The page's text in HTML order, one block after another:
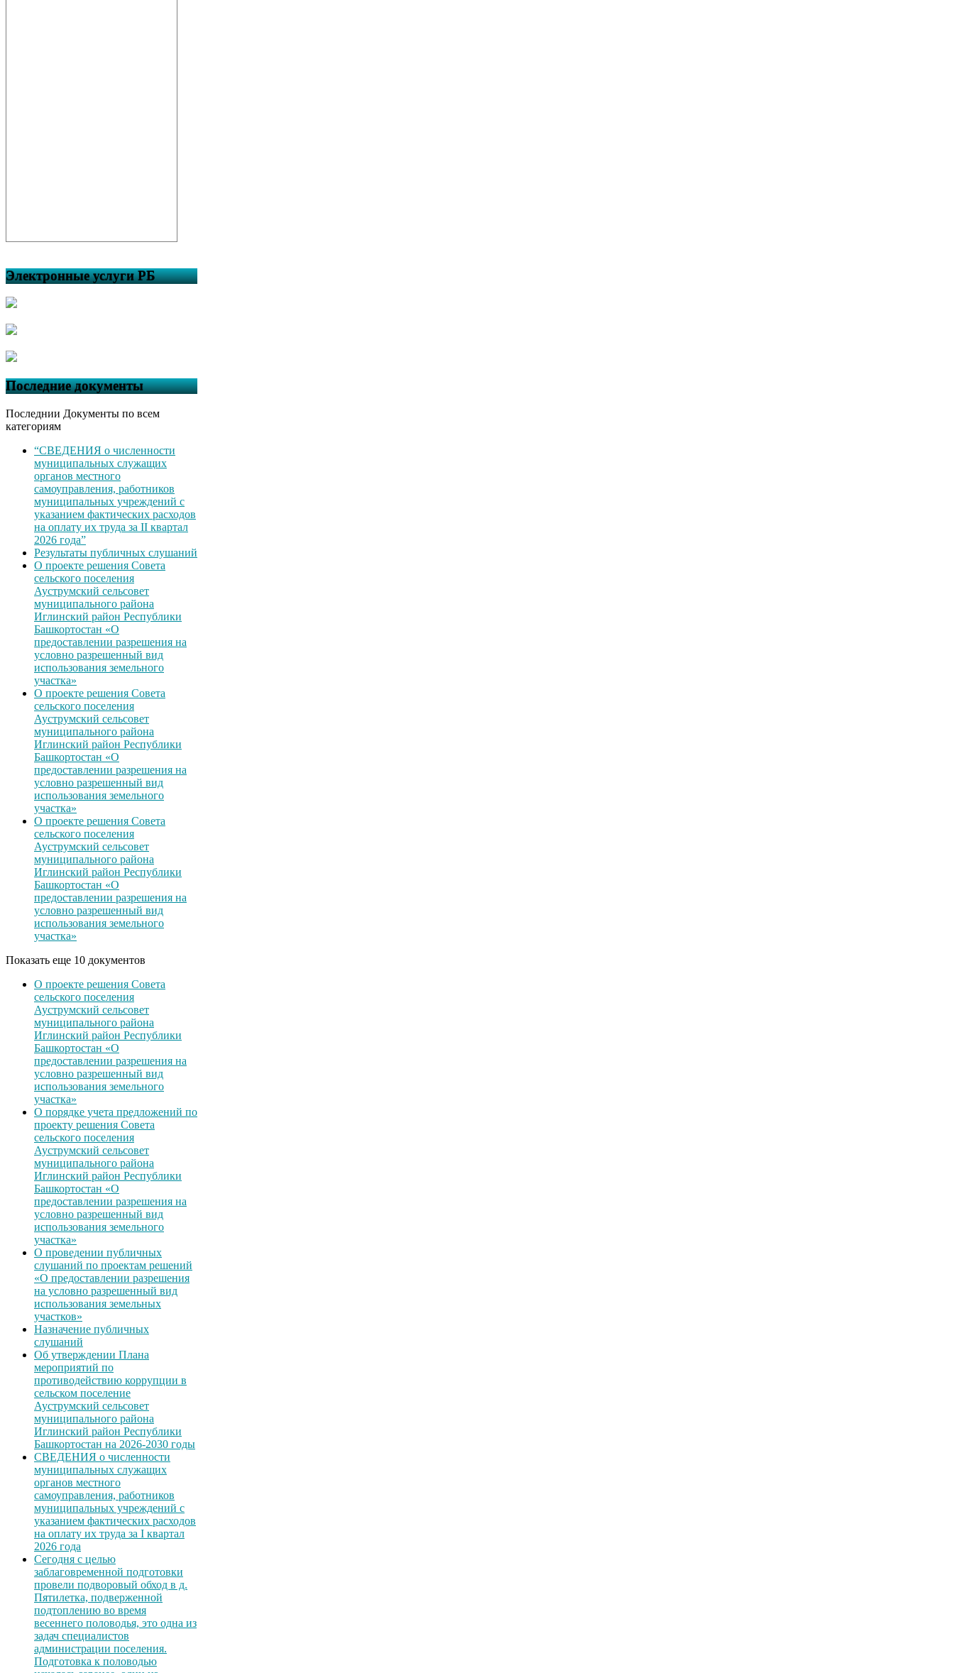
Электронные услуги РБ
Последние документы
Последнии Документы по всем
категориям
“СВЕДЕНИЯ о численности
муниципальных служащих
органов местного
самоуправления, работников
муниципальных учреждений с
указанием фактических расходов
на оплату их труда за II квартал
2026 года”
Результаты публичных слушаний
О проекте решения Совета
сельского поселения
Ауструмский сельсовет
муниципального района
Иглинский район Республики
Башкортостан «О
предоставлении разрешения на
условно разрешенный вид
использования земельного
участка»
О проекте решения Совета
сельского поселения
Ауструмский сельсовет
муниципального района
Иглинский район Республики
Башкортостан «О
предоставлении разрешения на
условно разрешенный вид
использования земельного
участка»
О проекте решения Совета
сельского поселения
Ауструмский сельсовет
муниципального района
Иглинский район Республики
Башкортостан «О
предоставлении разрешения на
условно разрешенный вид
использования земельного
участка»
Показать еще 10 документов
О проекте решения Совета
сельского поселения
Ауструмский сельсовет
муниципального района
Иглинский район Республики
Башкортостан «О
предоставлении разрешения на
условно разрешенный вид
использования земельного
участка»
О порядке учета предложений по
проекту решения Совета
сельского поселения
Ауструмский сельсовет
муниципального района
Иглинский район Республики
Башкортостан «О
предоставлении разрешения на
условно разрешенный вид
использования земельного
участка»
О проведении публичных
слушаний по проектам решений
«О предоставлении разрешения
на условно разрешенный вид
использования земельных
участков»
Назначение публичных
слушаний
Об утверждении Плана
мероприятий по
противодействию коррупции в
сельском поселение
Ауструмский сельсовет
муниципального района
Иглинский район Республики
Башкортостан на 2026-2030 годы
СВЕДЕНИЯ о численности
муниципальных служащих
органов местного
самоуправления, работников
муниципальных учреждений с
указанием фактических расходов
на оплату их труда за I квартал
2026 года
Сегодня с целью
заблаговременной подготовки
провели подворовый обход в д.
Пятилетка, подверженной
подтоплению во время
весеннего половодья, это одна из
задач специалистов
администрации поселения.
Подготовка к половодью